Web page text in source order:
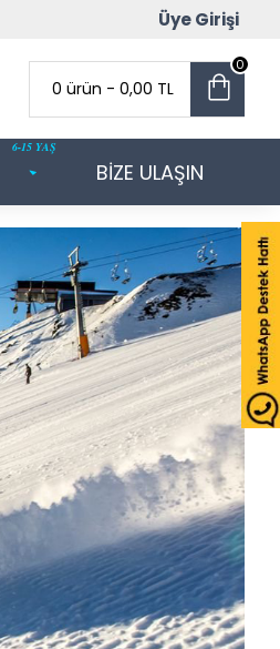
Üye Girişi
0 ürün - 0,00 TL
0
6-15 YAŞ
BİZE ULAŞIN